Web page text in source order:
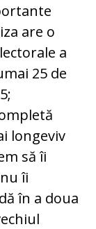
are o
a
25 de
longeviv
să îi
îi
în a doua